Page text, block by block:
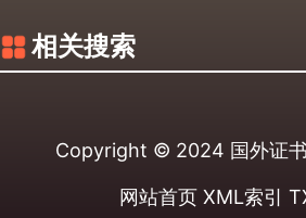
相关搜索
Copyright © 2024 国外证
网站首页 XML索引